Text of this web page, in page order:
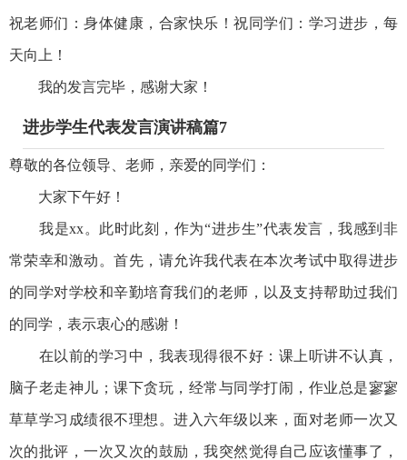
祝老师们：身体健康，合家快乐！祝同学们：学习进步，每
天向上！
我的发言完毕，感谢大家！
进步学生代表发言演讲稿篇7
尊敬的各位领导、老师，亲爱的同学们：
大家下午好！
我是xx。此时此刻，作为“进步生”代表发言，我感到非
常荣幸和激动。首先，请允许我代表在本次考试中取得进步
的同学对学校和辛勤培育我们的老师，以及支持帮助过我们
的同学，表示衷心的感谢！
在以前的学习中，我表现得很不好：课上听讲不认真，
脑子老走神儿；课下贪玩，经常与同学打闹，作业总是寥寥
草草学习成绩很不理想。进入六年级以来，面对老师一次又
次的批评，一次又次的鼓励，我突然觉得自己应该懂事了，